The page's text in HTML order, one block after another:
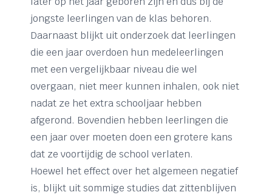
jongste leerlingen van de klas behoren.
Daarnaast blijkt uit onderzoek dat leerlingen
die een jaar overdoen hun medeleerlingen
met een vergelijkbaar niveau die wel
overgaan, niet meer kunnen inhalen, ook niet
nadat ze het extra schooljaar hebben
afgerond. Bovendien hebben leerlingen die
een jaar over moeten doen een grotere kans
dat ze voortijdig de school verlaten.
Hoewel het effect over het algemeen negatief
is, blijkt uit sommige studies dat zittenblijven